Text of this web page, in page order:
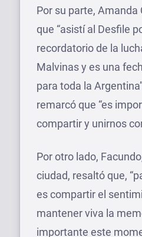
Por su parte, Amanda
que “asistí al Desfile
recordatorio de la
Malvinas y es una
para toda la
remarcó que “es
compartir y unirnos
Por otro lado,
ciudad, resaltó que,
es compartir el
mantener viva la
importante este